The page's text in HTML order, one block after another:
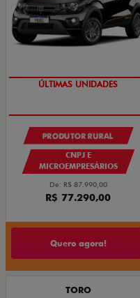
GRANDE CHANCE FIAT
PRODUTOR RURAL
CNPJ E
MICROEMPRESÁRIOS
De: R$ 87.990,00
R$ 77.290,00
Quero agora!
TORO